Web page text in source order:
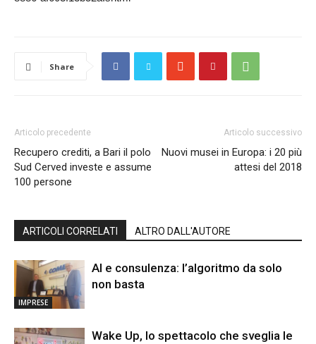
Share
Articolo precedente
Recupero crediti, a Bari il polo
Sud Cerved investe e assume
100 persone
Articolo successivo
Nuovi musei in Europa: i 20 più
attesi del 2018
ARTICOLI CORRELATI ALTRO DALL'AUTORE
IMPRESE
AI e consulenza: l’algoritmo da solo
non basta
Wake Up, lo spettacolo che sveglia le